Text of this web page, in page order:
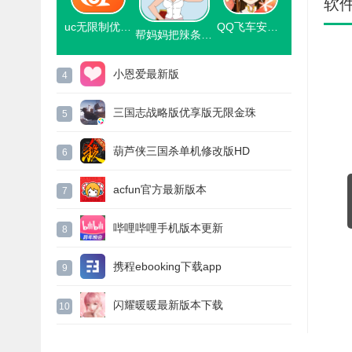
4 小恩爱最新版
5 三国志战略版优享版无限金珠
6 葫芦侠三国杀单机修改版HD
7 acfun官方最新版本
8 哔哩哔哩手机版本更新
9 携程ebooking下载app
10 闪耀暖暖最新版本下载
软